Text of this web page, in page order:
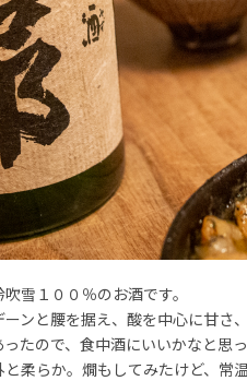
雪１００％のお酒です。
ーンと腰を据え、酸を中心に甘
たので、食中酒にいいかなと思
柔らか。燗もしてみたけど、常